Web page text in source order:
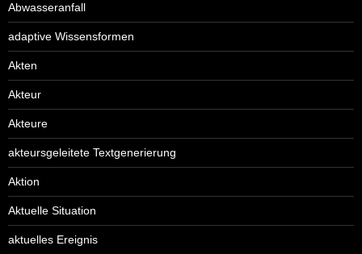
Abwasseranfall
adaptive Wissensformen
Akten
Akteur
Akteure
akteursgeleitete Textgenerierung
Aktion
Aktuelle Situation
aktuelles Ereignis